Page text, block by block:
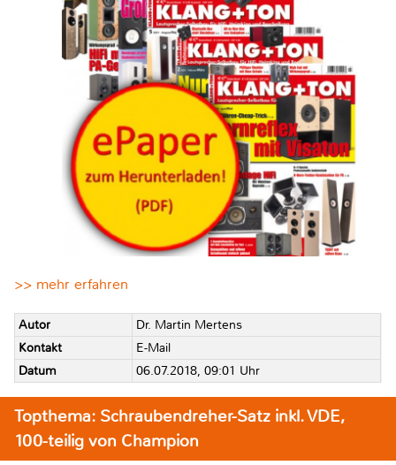
>> mehr erfahren
Autor
Dr. Martin Mertens
Kontakt
E-Mail
Datum
06.07.2018, 09:01 Uhr
Topthema: Schraubendreher-Satz inkl. VDE,
100-teilig von Champion